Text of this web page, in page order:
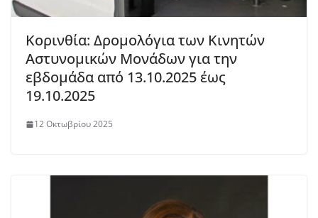
Κορινθία: Δρομολόγια των Κινητών
Αστυνομικών Μονάδων για την
εβδομάδα από 13.10.2025 έως
19.10.2025
12 Οκτωβρίου 2025